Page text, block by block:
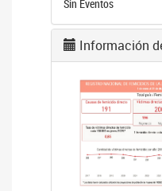
Sin Eventos
Información